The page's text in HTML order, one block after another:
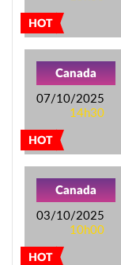
HOT
HOT
Canada
07/10/2025
14h30
HOT
Canada
03/10/2025
10h00